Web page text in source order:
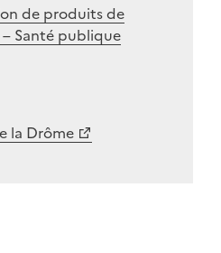
de produits de
Santé publique
la Drôme